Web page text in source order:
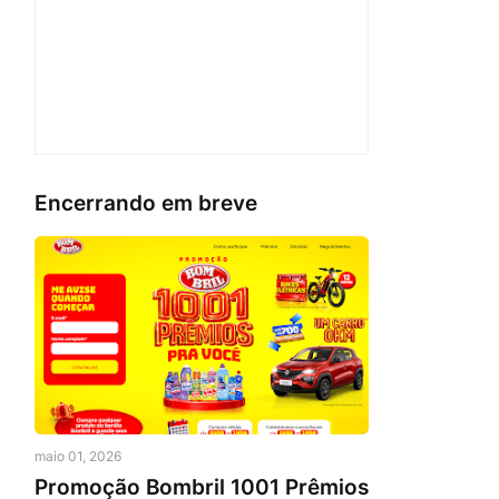
Encerrando em breve
maio 01, 2026
Promoção Bombril 1001 Prêmios